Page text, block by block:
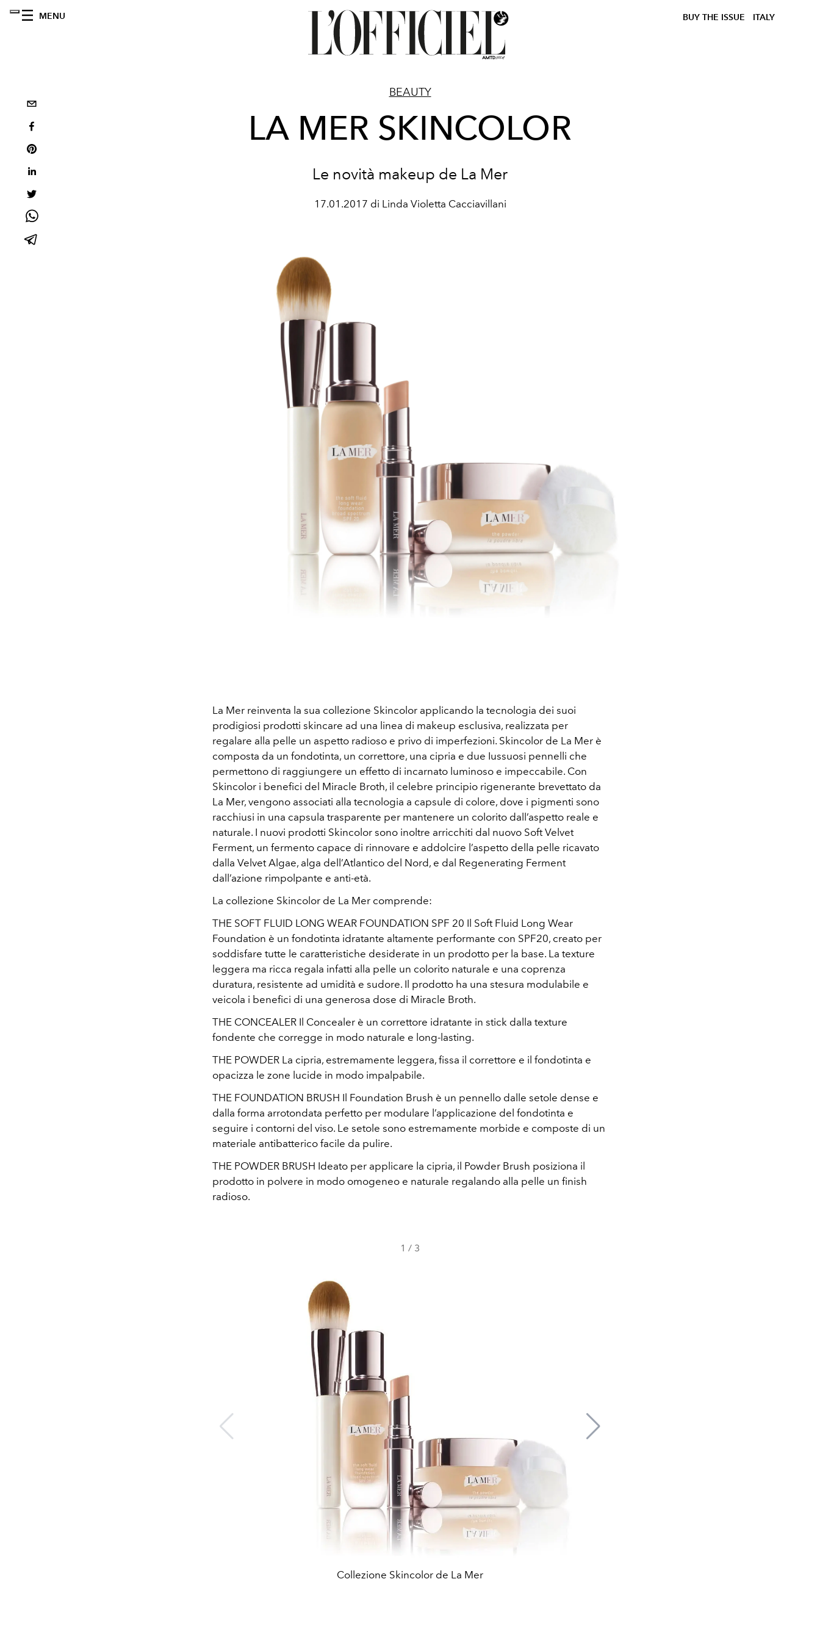
MENU BUY THE ISSUE ITALY
BEAUTY
LA MER SKINCOLOR
Le novità makeup de La Mer
17.01.2017 di Linda Violetta Cacciavillani
La Mer reinventa la sua collezione Skincolor applicando la tecnologia dei suoi
prodigiosi prodotti skincare ad una linea di makeup esclusiva, realizzata per
regalare alla pelle un aspetto radioso e privo di imperfezioni. Skincolor de La Mer è
composta da un fondotinta, un correttore, una cipria e due Iussuosi pennelli che
permettono di raggiungere un effetto di incarnato luminoso e impeccabile. Con
Skincolor i benefici del Miracle Broth, il celebre principio rigenerante brevettato da
La Mer, vengono associati alla tecnologia a capsule di colore, dove i pigmenti sono
racchiusi in una capsula trasparente per mantenere un colorito dall’aspetto reale e
naturale. I nuovi prodotti Skincolor sono inoltre arricchiti dal nuovo Soft Velvet
Ferment, un fermento capace di rinnovare e addolcire l’aspetto della pelle ricavato
dalla Velvet Algae, alga dell’Atlantico del Nord, e dal Regenerating Ferment
dall’azione rimpolpante e anti-età.
La collezione Skincolor de La Mer comprende:
THE SOFT FLUID LONG WEAR FOUNDATION SPF 20 Il Soft Fluid Long Wear
Foundation è un fondotinta idratante altamente performante con SPF20, creato per
soddisfare tutte le caratteristiche desiderate in un prodotto per la base. La texture
leggera ma ricca regala infatti alla pelle un colorito naturale e una coprenza
duratura, resistente ad umidità e sudore. Il prodotto ha una stesura modulabile e
veicola i benefici di una generosa dose di Miracle Broth.
THE CONCEALER Il Concealer è un correttore idratante in stick dalla texture
fondente che corregge in modo naturale e long-lasting.
THE POWDER La cipria, estremamente leggera, fissa il correttore e il fondotinta e
opacizza le zone lucide in modo impalpabile.
THE FOUNDATION BRUSH Il Foundation Brush è un pennello dalle setole dense e
dalla forma arrotondata perfetto per modulare l’applicazione del fondotinta e
seguire i contorni del viso. Le setole sono estremamente morbide e composte di un
materiale antibatterico facile da pulire.
THE POWDER BRUSH Ideato per applicare la cipria, il Powder Brush posiziona il
prodotto in polvere in modo omogeneo e naturale regalando alla pelle un finish
radioso.
1 / 3
Collezione Skincolor de La Mer